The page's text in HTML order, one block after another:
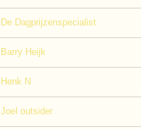
De Dagprijzenspecialist
Barry Heijk
Henk N
Joel outsider